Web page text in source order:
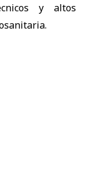
y altos